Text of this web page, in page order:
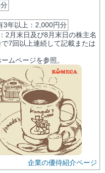
3年以上：2,000円分
2月末日及び8月末日の株主名
7回以上連続して記載または
ムページを参照。
企業の優待紹介ページ